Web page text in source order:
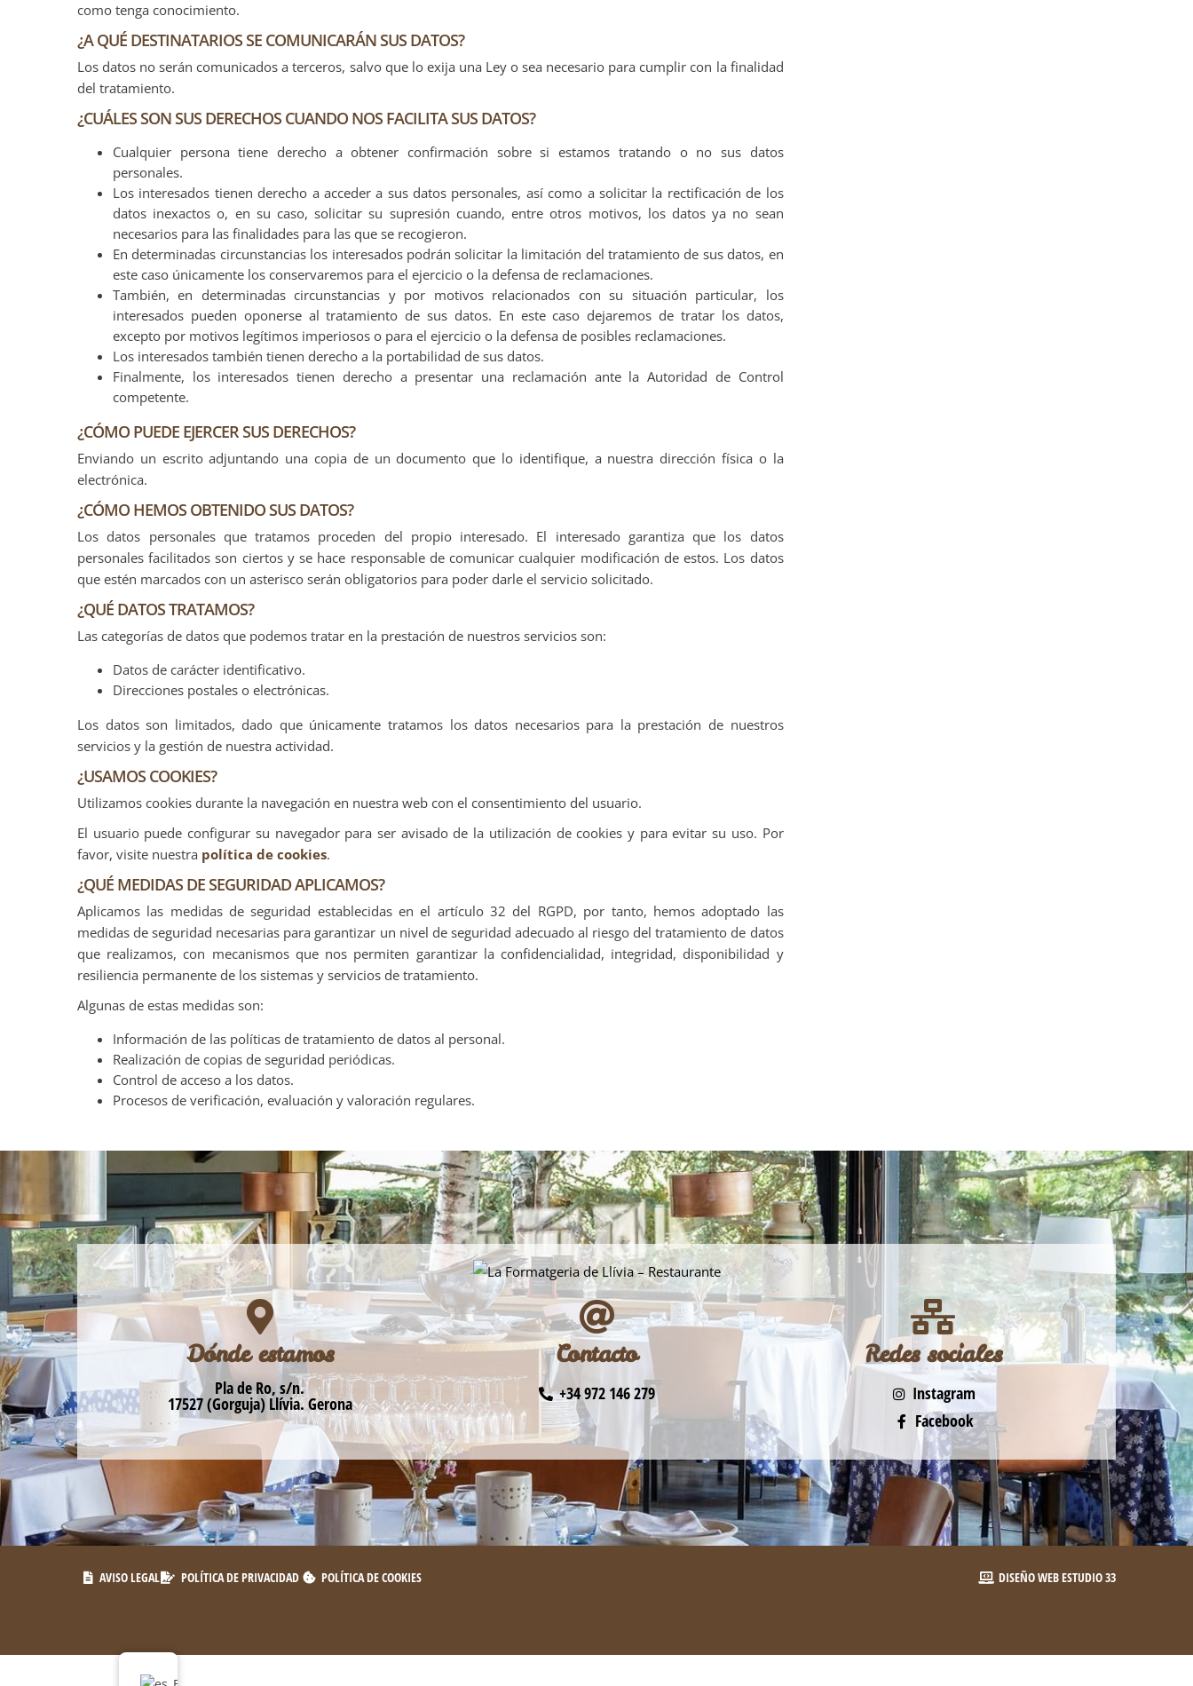
como tenga conocimiento.
¿A QUÉ DESTINATARIOS SE COMUNICARÁN SUS DATOS?
Los datos no serán comunicados a terceros, salvo que lo exija una Ley o sea necesario para cumplir con la finalidad
del tratamiento.
¿CUÁLES SON SUS DERECHOS CUANDO NOS FACILITA SUS DATOS?
Cualquier persona tiene derecho a obtener confirmación sobre si estamos tratando o no sus datos
personales.
Los interesados tienen derecho a acceder a sus datos personales, así como a solicitar la rectificación de los
datos inexactos o, en su caso, solicitar su supresión cuando, entre otros motivos, los datos ya no sean
necesarios para las finalidades para las que se recogieron.
En determinadas circunstancias los interesados podrán solicitar la limitación del tratamiento de sus datos, en
este caso únicamente los conservaremos para el ejercicio o la defensa de reclamaciones.
También, en determinadas circunstancias y por motivos relacionados con su situación particular, los
interesados pueden oponerse al tratamiento de sus datos. En este caso dejaremos de tratar los datos,
excepto por motivos legítimos imperiosos o para el ejercicio o la defensa de posibles reclamaciones.
Los interesados también tienen derecho a la portabilidad de sus datos.
Finalmente, los interesados tienen derecho a presentar una reclamación ante la Autoridad de Control
competente.
¿CÓMO PUEDE EJERCER SUS DERECHOS?
Enviando un escrito adjuntando una copia de un documento que lo identifique, a nuestra dirección física o la
electrónica.
¿CÓMO HEMOS OBTENIDO SUS DATOS?
Los datos personales que tratamos proceden del propio interesado. El interesado garantiza que los datos
personales facilitados son ciertos y se hace responsable de comunicar cualquier modificación de estos. Los datos
que estén marcados con un asterisco serán obligatorios para poder darle el servicio solicitado.
¿QUÉ DATOS TRATAMOS?
Las categorías de datos que podemos tratar en la prestación de nuestros servicios son:
Datos de carácter identificativo.
Direcciones postales o electrónicas.
Los datos son limitados, dado que únicamente tratamos los datos necesarios para la prestación de nuestros
servicios y la gestión de nuestra actividad.
¿USAMOS COOKIES?
Utilizamos cookies durante la navegación en nuestra web con el consentimiento del usuario.
El usuario puede configurar su navegador para ser avisado de la utilización de cookies y para evitar su uso. Por
favor, visite nuestra política de cookies.
¿QUÉ MEDIDAS DE SEGURIDAD APLICAMOS?
Aplicamos las medidas de seguridad establecidas en el artículo 32 del RGPD, por tanto, hemos adoptado las
medidas de seguridad necesarias para garantizar un nivel de seguridad adecuado al riesgo del tratamiento de datos
que realizamos, con mecanismos que nos permiten garantizar la confidencialidad, integridad, disponibilidad y
resiliencia permanente de los sistemas y servicios de tratamiento.
Algunas de estas medidas son:
Información de las políticas de tratamiento de datos al personal.
Realización de copias de seguridad periódicas.
Control de acceso a los datos.
Procesos de verificación, evaluación y valoración regulares.
Dónde estamos
Pla de Ro, s/n.
17527 (Gorguja) Llívia. Gerona
Contacto
+34 972 146 279
Redes sociales
Instagram
Facebook
AVISO LEGAL POLÍTICA DE PRIVACIDAD POLÍTICA DE COOKIES DISEÑO WEBESTUDIO 33